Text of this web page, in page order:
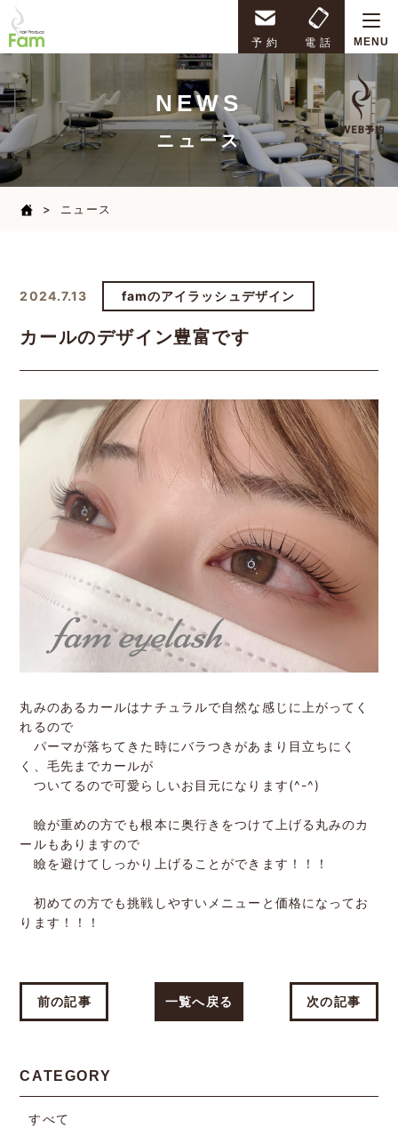
予 約 電 話 MENU
NEWS
ニュース
ニュース
CATEGORY
すべて
2024.7.13 famのアイラッシュデザイン
カールのデザイン豊富です
丸みのあるカールはナチュラルで自然な感じに上がってく
れるので
パーマが落ちてきた時にバラつきがあまり目立ちにく
く、毛先までカールが
ついてるので可愛らしいお目元になります(^-^)
瞼が重めの方でも根本に奥行きをつけて上げる丸みのカ
ールもありますので
瞼を避けてしっかり上げることができます！！！
初めての方でも挑戦しやすいメニューと価格になってお
ります！！！
前の記事 一覧へ戻る 次の記事